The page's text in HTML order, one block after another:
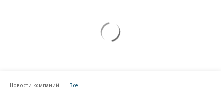
Новости компаний Все